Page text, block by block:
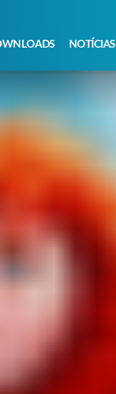
NOTÍCIAS